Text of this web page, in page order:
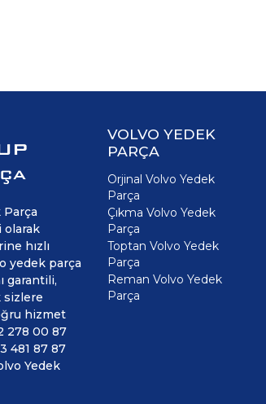
olarak
hızlı
yedek parça
garantili,
sizlere
hizmet
278 00 87
481 87 87
Yedek
VOLVO YEDEK
PARÇA
Orjinal Volvo Yedek
Parça
Çıkma Volvo Yedek
Parça
Toptan Volvo Yedek
Parça
Reman Volvo Yedek
Parça